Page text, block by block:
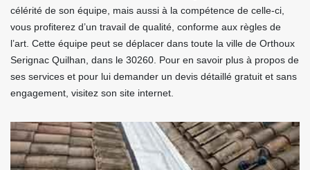
célérité de son équipe, mais aussi à la compétence de celle-ci,
vous profiterez d’un travail de qualité, conforme aux règles de
l’art. Cette équipe peut se déplacer dans toute la ville de Orthoux
Serignac Quilhan, dans le 30260. Pour en savoir plus à propos de
ses services et pour lui demander un devis détaillé gratuit et sans
engagement, visitez son site internet.